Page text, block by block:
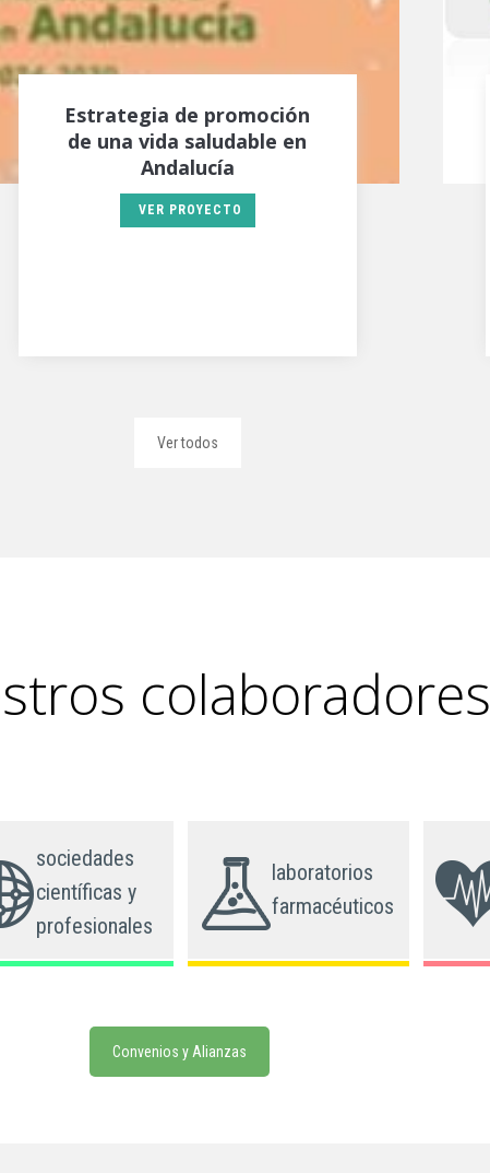
Estrategia de promoción
de una vida saludable en
Andalucía
VER PROYECTO
Ver todos
colaboradores
sociedades
científicas y
profesionales
laboratorios
farmacéuticos
Convenios y Alianzas